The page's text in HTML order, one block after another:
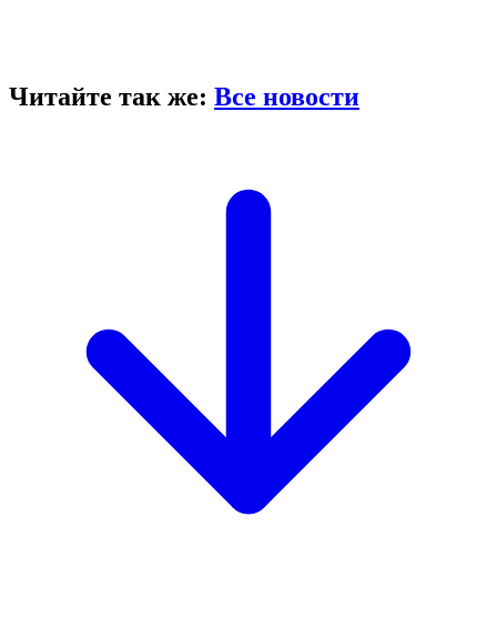
Читайте так же: Все новости